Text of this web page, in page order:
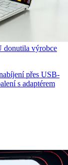
donutila výrobce
přes USB-
s adaptérem